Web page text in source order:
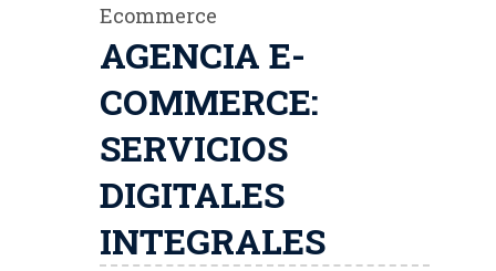
Ecommerce
AGENCIA E-
COMMERCE:
SERVICIOS
DIGITALES
INTEGRALES